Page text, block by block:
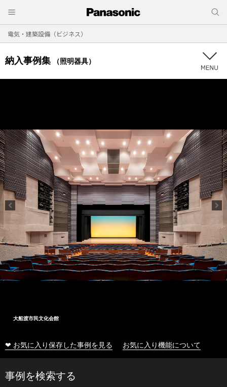
電気・建築設備（ビジネス）
納入事例集 （照明器具）
大船渡市民文化会館
❤ お気に入り保存した事例を見る お気に入り機能について
事例を検索する